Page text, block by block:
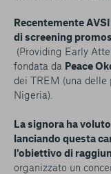
Recentemente
di screening
(Providing Early
fondata da Peace
dei TREM (una
Nigeria).
La signora ha
lanciando questa
l'obiettivo di
organizzato un